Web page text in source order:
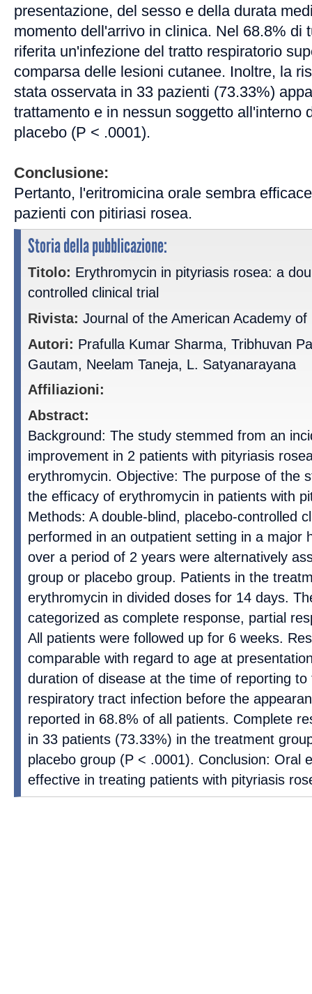
presentazione, del sesso e della durata
momento dell'arrivo in clinica. Nel 68.8% di
riferita un'infezione del tratto respiratorio
comparsa delle lesioni cutanee. Inoltre, la
stata osservata in 33 pazienti (73.33%)
trattamento e in nessun soggetto all'interno
placebo (P < .0001).
Conclusione:
Pertanto, l'eritromicina orale sembra
pazienti con pitiriasi rosea.
Storia della pubblicazione:
Titolo: Erythromycin in pityriasis rosea: a
controlled clinical trial
Rivista: Journal of the American Academy of
Autori: Prafulla Kumar Sharma, Tribhuvan
Gautam, Neelam Taneja, L. Satyanarayana
Affiliazioni:
Abstract:
Background: The study stemmed from an
improvement in 2 patients with pityriasis
erythromycin. Objective: The purpose of the
the efficacy of erythromycin in patients with
Methods: A double-blind, placebo-controlled
performed in an outpatient setting in a major
over a period of 2 years were alternatively
group or placebo group. Patients in the
erythromycin in divided doses for 14 days.
categorized as complete response, partial
All patients were followed up for 6 weeks.
comparable with regard to age at
duration of disease at the time of reporting to
respiratory tract infection before the
reported in 68.8% of all patients. Complete
in 33 patients (73.33%) in the treatment
placebo group (P < .0001). Conclusion: Oral
effective in treating patients with pityriasis